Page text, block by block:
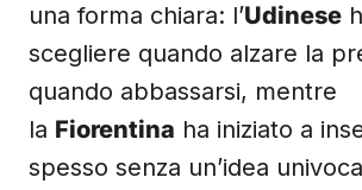
una forma chiara: l’Udinese
scegliere quando alzare la
quando abbassarsi, mentre
la Fiorentina ha iniziato a
spesso senza un’idea